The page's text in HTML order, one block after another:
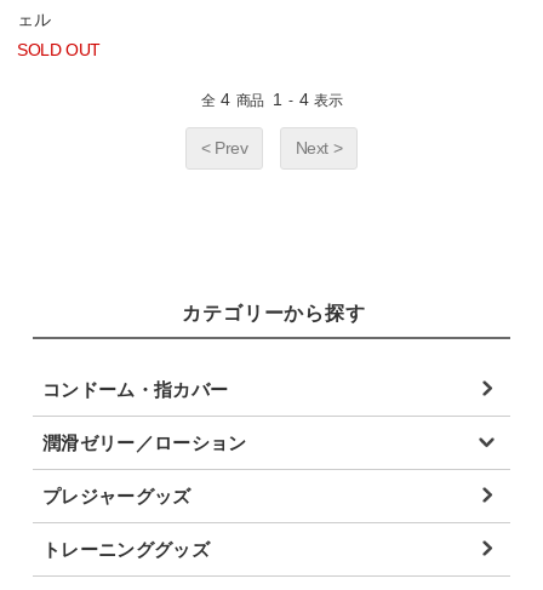
ェル
SOLD OUT
全 4 商品 1 - 4 表示
< Prev Next >
カテゴリーから探す
コンドーム・指カバー
潤滑ゼリー／ローション
プレジャーグッズ
トレーニンググッズ